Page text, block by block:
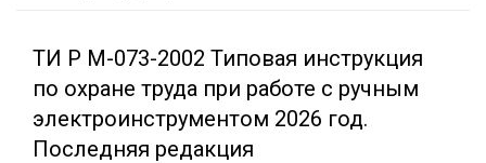
ТИ Р М-073-2002 Типовая инструкция
по охране труда при работе с ручным
электроинструментом 2026 год.
Последняя редакция